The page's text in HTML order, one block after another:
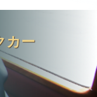
カー